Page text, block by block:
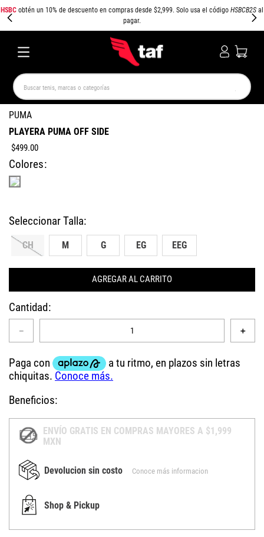
HSBC obtén un 10% de descuento en compras desde $2,999. Solo usa el código HSBCB2S al
pagar.
Buscar tenis, marcas o categorías
PUMA
PLAYERA PUMA OFF SIDE
$499.00
Colores
CH M G EG EEG
AGREGAR AL CARRITO
Cantidad
＋
－
Beneficios:
ENVÍO GRATIS EN COMPRAS MAYORES A $1,999
MXN
Devolucion sin costo Conoce más informacion
Shop & Pickup
TÉRMINOS MÁS BUSCADOS
NEW BALANCE SAMBA
SPEEDCAT